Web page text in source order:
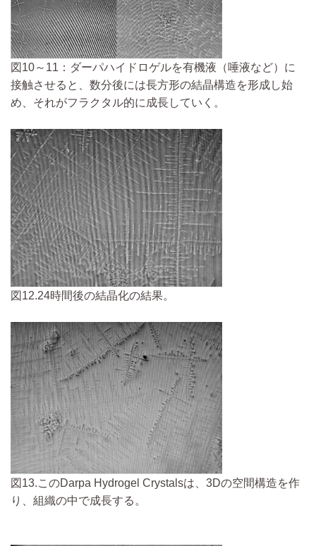
図10～11：ダーパハイドロゲルを有機液（唾液など）に
接触させると、数分後には長方形の結晶構造を形成し始
め、それがフラクタル的に成長していく。
図12.24時間後の結晶化の結果。
図13.このDarpa Hydrogel Crystalsは、3Dの空間構造を作
り、組織の中で成長する。